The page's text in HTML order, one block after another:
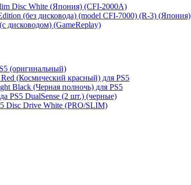
Disc White (Япония) (CFI-2000A)
(без дисковода) (model CFI-7000) (R-3) (Япония)
дисководом) (GameReplay)
(оригинальный)
(Космический красный) для PS5
Black (Черная полночь) для PS5
PS5 DualSense (2 шт.) (черные)
Disc Drive White (PRO/SLIM)